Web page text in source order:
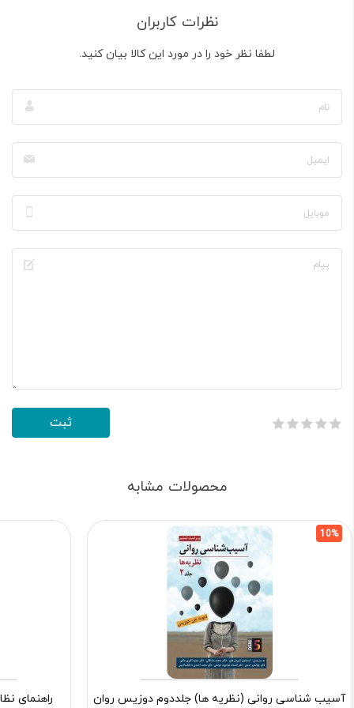
نظرات کاربران
لطفا نظر خود را در مورد این کالا بیان کنید.
محصولات مشابه
10%
آسیب شناسی روانی (نظریه ها) جلددوم دوزیس روان راهنمای